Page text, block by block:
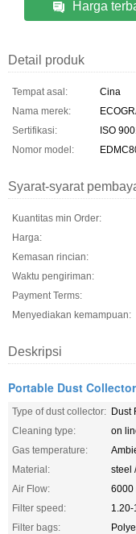
Harga
Detail produk
Tempat asal:
Cina
Nama merek:
Sertifikasi:
ISO
Nomor model:
Syarat-syarat
Kuantitas min Order:
Harga:
Kemasan rincian:
Waktu pengiriman:
Payment Terms:
Menyediakan kemampuan:
Deskripsi
Portable Dust Collector
Type of dust collector: Dust
Cleaning type:
on
Gas temperature:
Material:
steel
Air Flow:
6000
Filter speed:
1.20-
Filter bags: